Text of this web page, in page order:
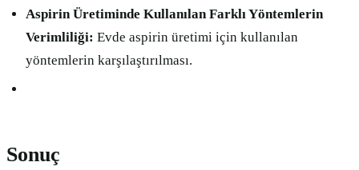
Aspirin Üretiminde Kullanılan Farklı Yöntemlerin
Verimliliği: Evde aspirin üretimi için kullanılan
yöntemlerin karşılaştırılması.
Sonuç